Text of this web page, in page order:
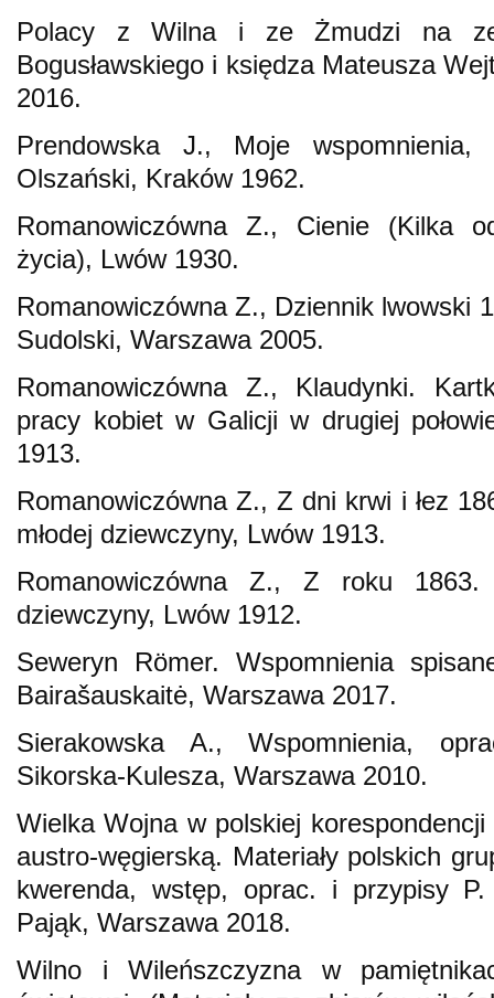
Polacy z Wilna i ze Żmudzi na
Bogusławskiego i księdza Mateusza
2016.
Prendowska J., Moje
Olszański, Kraków 1962.
Romanowiczówna Z., Cienie (Kilka
życia), Lwów 1930.
Romanowiczówna Z., Dziennik lwowski
Sudolski, Warszawa 2005.
Romanowiczówna Z., Klaudynki.
pracy kobiet w Galicji w drugiej
1913.
Romanowiczówna Z., Z dni krwi i łez
młodej dziewczyny, Lwów 1913.
Romanowiczówna Z., Z roku
dziewczyny, Lwów 1912.
Seweryn Römer. Wspomnienia
Bairašauskaitė, Warszawa 2017.
Sierakowska A., Wspomnienia,
Sikorska-Kulesza, Warszawa 2010.
Wielka Wojna w polskiej
austro-węgierską. Materiały polskich
kwerenda, wstęp, oprac. i przypisy
Pająk, Warszawa 2018.
Wilno i Wileńszczyzna w